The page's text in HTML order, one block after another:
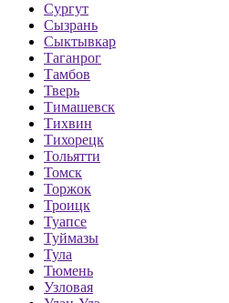
Сургут
Сызрань
Сыктывкар
Таганрог
Тамбов
Тверь
Тимашевск
Тихвин
Тихорецк
Тольятти
Томск
Торжок
Троицк
Туапсе
Туймазы
Тула
Тюмень
Узловая